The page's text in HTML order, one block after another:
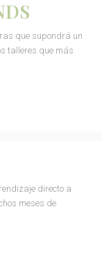
que supondrá un
talleres que más
directo a
meses de